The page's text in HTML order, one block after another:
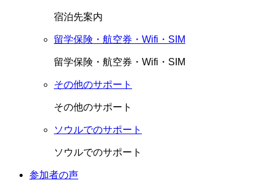
宿泊先案内
留学保険・航空券・Wifi・SIM
留学保険・航空券・Wifi・SIM
その他のサポート
その他のサポート
ソウルでのサポート
ソウルでのサポート
参加者の声